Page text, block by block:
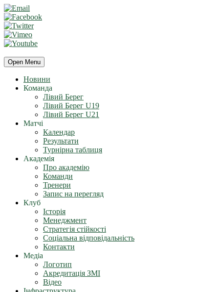
Open Menu
Новини
Команда
Лівий Берег
Лівий Берег U19
Лівий Берег U21
Матчі
Календар
Результати
Турнірна таблиця
Академія
Про академію
Команди
Тренери
Запис на перегляд
Клуб
Історія
Менеджмент
Стратегія стійкості
Соціальна відповідальність
Контакти
Медіа
Логотип
Акредитація ЗМІ
Відео